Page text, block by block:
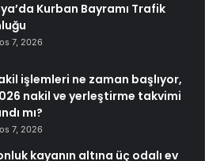
Kurban Bayramı Trafik
7, 2026
işlemleri ne zaman başlıyor,
nakil ve yerleştirme takvimi
mı?
7, 2026
kayanın altına üç odalı ev